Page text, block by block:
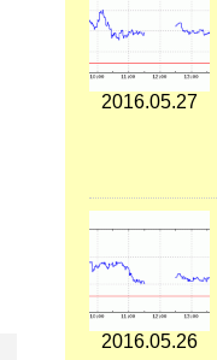
2016.05.27
2016.05.26